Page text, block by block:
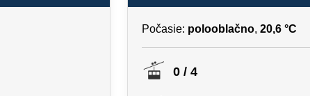
Počasie: polooblačno, 20,6 °C
0 / 4